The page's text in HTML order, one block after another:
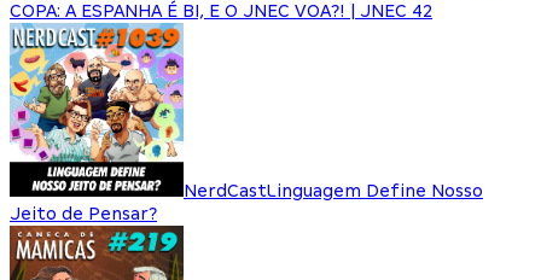
COPA: A ESPANHA É BI, E O JNEC VOA?! | JNEC 42
NerdCastLinguagem Define Nosso
Jeito de Pensar?